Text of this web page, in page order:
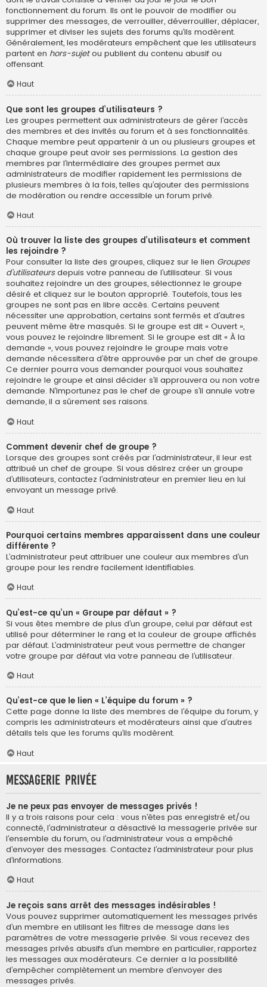
fonctionnement du forum. Ils ont le pouvoir de modifier ou
supprimer des messages, de verrouiller, déverrouiller, déplacer,
supprimer et diviser les sujets des forums qu’ils modèrent.
Généralement, les modérateurs empêchent que les utilisateurs
partent en hors-sujetou publient du contenu abusif ou
offensant.
Haut
Que sont les groupes d’utilisateurs ?
Les groupes permettent aux administrateurs de gérer l’accès
des membres et des invités au forum et à ses fonctionnalités.
Chaque membre peut appartenir à un ou plusieurs groupes et
chaque groupe peut avoir ses permissions. La gestion des
membres par l’intermédiaire des groupes permet aux
administrateurs de modifier rapidement les permissions de
plusieurs membres à la fois, telles qu’ajouter des permissions
de modération ou rendre accessible un forum privé.
Haut
Où trouver la liste des groupes d’utilisateurs et comment
les rejoindre ?
Pour consulter la liste des groupes, cliquez sur le lien Groupes
d’utilisateursdepuis votre panneau de l’utilisateur. Si vous
souhaitez rejoindre un des groupes, sélectionnez le groupe
désiré et cliquez sur le bouton approprié. Toutefois, tous les
groupes ne sont pas en libre accès. Certains peuvent
nécessiter une approbation, certains sont fermés et d’autres
peuvent même être masqués. Si le groupe est dit « Ouvert »,
vous pouvez le rejoindre librement. Si le groupe est dit « À la
demande », vous pouvez rejoindre le groupe mais votre
demande nécessitera d’être approuvée par un chef de groupe.
Ce dernier pourra vous demander pourquoi vous souhaitez
rejoindre le groupe et ainsi décider s’il approuvera ou non votre
demande. N’importunez pas le chef de groupe s’il annule votre
demande, il a sûrement ses raisons.
Haut
Comment devenir chef de groupe ?
Lorsque des groupes sont créés par l’administrateur, il leur est
attribué un chef de groupe. Si vous désirez créer un groupe
d’utilisateurs, contactez l’administrateur en premier lieu en lui
envoyant un message privé.
Haut
Pourquoi certains membres apparaissent dans une couleur
différente ?
L’administrateur peut attribuer une couleur aux membres d’un
groupe pour les rendre facilement identifiables.
Haut
Qu’est-ce qu’un « Groupe par défaut » ?
Si vous êtes membre de plus d’un groupe, celui par défaut est
utilisé pour déterminer le rang et la couleur de groupe affichés
par défaut. L’administrateur peut vous permettre de changer
votre groupe par défaut via votre panneau de l’utilisateur.
Haut
Qu’est-ce que le lien « L’équipe du forum » ?
Cette page donne la liste des membres de l’équipe du forum, y
compris les administrateurs et modérateurs ainsi que d’autres
détails tels que les forums qu’ils modèrent.
Haut
Messagerie privée
Je ne peux pas envoyer de messages privés !
Il y a trois raisons pour cela : vous n’êtes pas enregistré et/ou
connecté, l’administrateur a désactivé la messagerie privée sur
l’ensemble du forum, ou l’administrateur vous a empêché
d’envoyer des messages. Contactez l’administrateur pour plus
d’informations.
Haut
Je reçois sans arrêt des messages indésirables !
Vous pouvez supprimer automatiquement les messages privés
d’un membre en utilisant les filtres de message dans les
paramètres de votre messagerie privée. Si vous recevez des
messages privés abusifs d’un membre en particulier, rapportez
les messages aux modérateurs. Ce dernier a la possibilité
d’empêcher complètement un membre d’envoyer des
messages privés.